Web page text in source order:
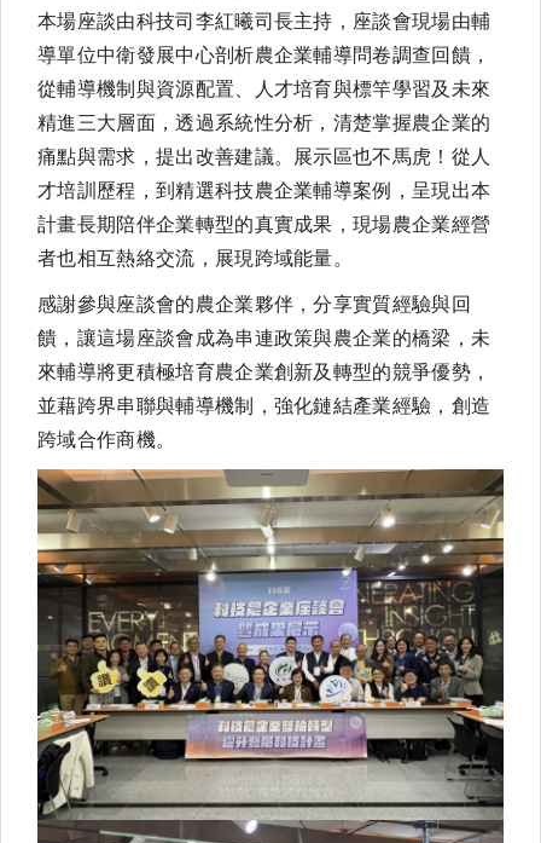
本場座談由科技司李紅曦司長主持，座談會現場由輔
導單位中衛發展中心剖析農企業輔導問卷調查回饋，
從輔導機制與資源配置、人才培育與標竿學習及未來
精進三大層面，透過系統性分析，清楚掌握農企業的
痛點與需求，提出改善建議。 展示區也不馬虎！從人
才培訓歷程，到精選科技農企業輔導案例，呈現出本
計畫長期陪伴企業轉型的真實成果，現場農企業經營
者也相互熱絡交流，展現跨域能量。
感謝參與座談會的農企業夥伴，分享實質經驗與回
饋，讓這場座談會成為串連政策與農企業的橋梁，未
來輔導將更積極培育農企業創新及轉型的競爭優勢，
並藉跨界串聯與輔導機制，強化鏈結產業經驗，創造
跨域合作商機。